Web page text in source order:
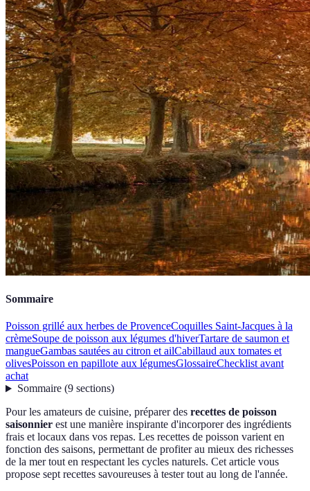
Sommaire
Poisson grillé aux herbes de ProvenceCoquilles Saint-Jacques à la
crèmeSoupe de poisson aux légumes d'hiverTartare de saumon et
mangueGambas sautées au citron et ailCabillaud aux tomates et
olivesPoisson en papillote aux légumesGlossaireChecklist avant
achat
Sommaire(9 sections)
Pour les amateurs de cuisine, préparer des recettes de poisson
saisonnier est une manière inspirante d'incorporer des ingrédients
frais et locaux dans vos repas. Les recettes de poisson varient en
fonction des saisons, permettant de profiter au mieux des richesses
de la mer tout en respectant les cycles naturels. Cet article vous
propose sept recettes savoureuses à tester tout au long de l'année.